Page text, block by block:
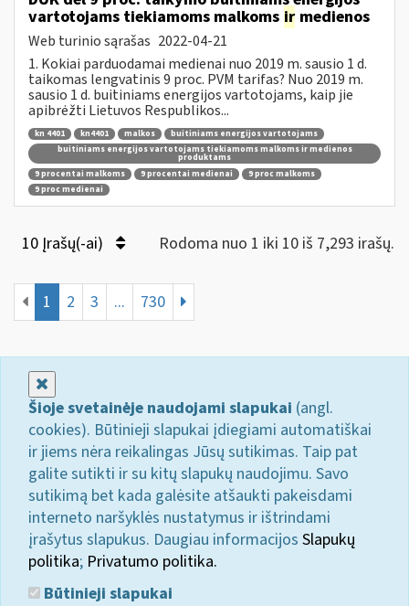
vartotojams tiekiamoms malkoms ir medienos
Web turinio sąrašas 2022-04-21
1. Kokiai parduodamai medienai nuo 2019 m. sausio 1 d.
taikomas lengvatinis 9 proc. PVM tarifas? Nuo 2019 m.
sausio 1 d. buitiniams energijos vartotojams, kaip jie
apibrėžti Lietuvos Respublikos...
kn 4401 kn4401 malkos
buitiniams energijos vartotojams
buitiniams energijos vartotojams tiekiamoms malkoms ir medienos
produktams
9 procentai malkoms
9 procentai medienai
9 proc malkoms
9 proc medienai
10 Įrašų(-ai) Rodoma nuo 1 iki 10 iš 7,293 irašų.
1 2 3 ... 730
Šioje svetainėje naudojami slapukai (angl.
cookies). Būtinieji slapukai įdiegiami automatiškai
ir jiems nėra reikalingas Jūsų sutikimas. Taip pat
galite sutikti ir su kitų slapukų naudojimu. Savo
sutikimą bet kada galėsite atšaukti pakeisdami
interneto naršyklės nustatymus ir ištrindami
įrašytus slapukus. Daugiau informacijos Slapukų
politika; Privatumo politika.
Būtinieji slapukai